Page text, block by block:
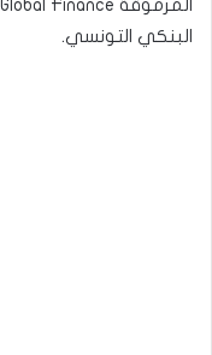
البنكي التونسي.